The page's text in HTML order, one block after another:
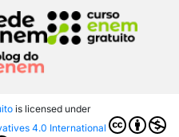
is licensed under
4.0 International